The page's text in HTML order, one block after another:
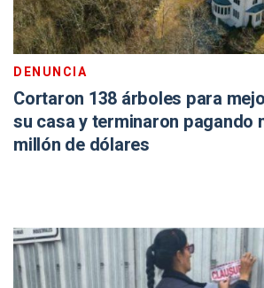
DENUNCIA
Cortaron 138 árboles para
su casa y terminaron pagando
millón de dólares